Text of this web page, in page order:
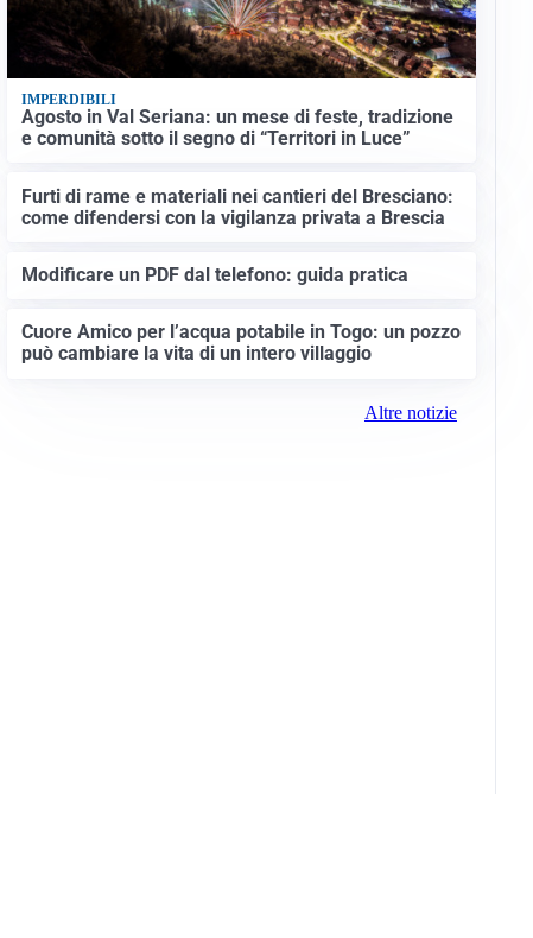
IMPERDIBILI
Agosto in Val Seriana: un mese di feste, tradizione
e comunità sotto il segno di “Territori in Luce”
Furti di rame e materiali nei cantieri del Bresciano:
come difendersi con la vigilanza privata a Brescia
Modificare un PDF dal telefono: guida pratica
Cuore Amico per l’acqua potabile in Togo: un pozzo
può cambiare la vita di un intero villaggio
Altre notizie